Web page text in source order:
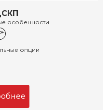
особенности
опции